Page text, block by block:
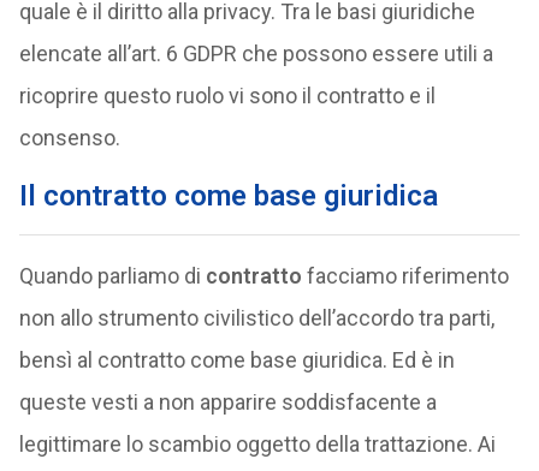
quale è il diritto alla privacy. Tra le basi giuridiche
elencate all’art. 6 GDPR che possono essere utili a
ricoprire questo ruolo vi sono il contratto e il
consenso.
Il contratto come base giuridica
Quando parliamo di contratto facciamo riferimento
non allo strumento civilistico dell’accordo tra parti,
bensì al contratto come base giuridica. Ed è in
queste vesti a non apparire soddisfacente a
legittimare lo scambio oggetto della trattazione. Ai